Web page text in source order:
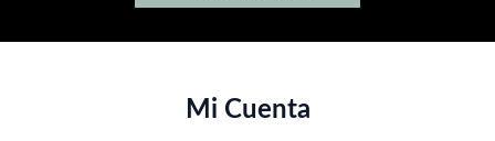
de
Mi Cuenta